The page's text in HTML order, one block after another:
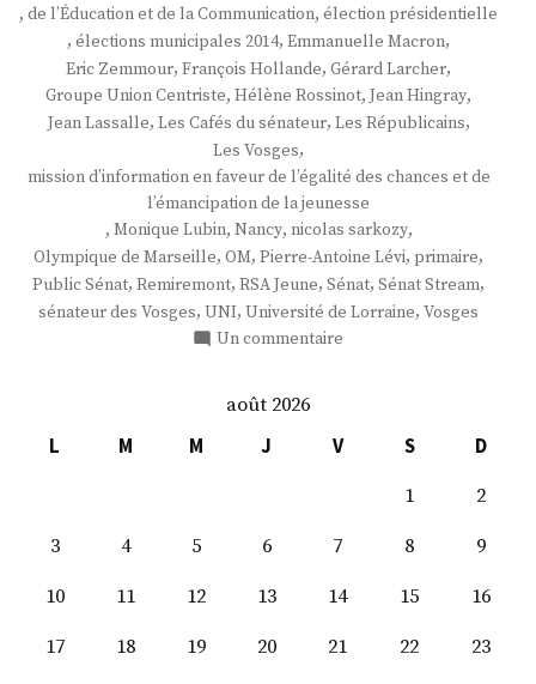
, de l’Éducation et de la Communication, élection présidentielle
, élections municipales 2014, Emmanuelle Macron,
Eric Zemmour, François Hollande, Gérard Larcher,
Groupe Union Centriste, Hélène Rossinot, Jean Hingray,
Jean Lassalle, Les Cafés du sénateur, Les Républicains,
Les Vosges,
mission d’information en faveur de l’égalité des chances et de
l’émancipation de la jeunesse
, Monique Lubin, Nancy, nicolas sarkozy,
Olympique de Marseille, OM, Pierre-Antoine Lévi, primaire,
Public Sénat, Remiremont, RSA Jeune, Sénat, Sénat Stream,
sénateur des Vosges, UNI, Université de Lorraine, Vosges
Un commentaire
août 2026
L
M M J V S
D
1
2
3
4 5 6 7 8
9
10
11 12 13 14 15
16
17
18 19 20 21 22
23